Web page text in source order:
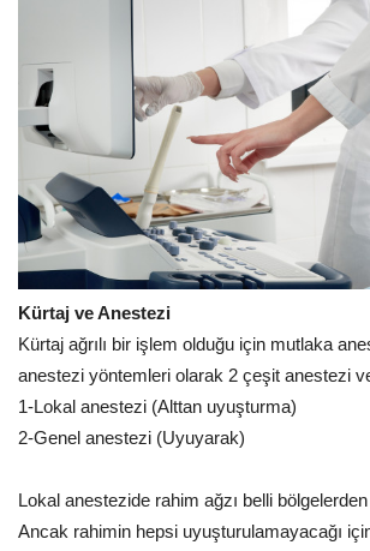
Kürtaj ve Anestezi
Kürtaj ağrılı bir işlem olduğu için mutlaka
anestezi yöntemleri olarak 2 çeşit anestezi
1-Lokal anestezi (Alttan uyuşturma)
2-Genel anestezi (Uyuyarak)
Lokal anestezide rahim ağzı belli
Ancak rahimin hepsi uyuşturulamayacağı